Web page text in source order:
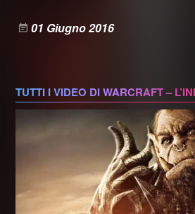
01 Giugno 2016
TUTTI I VIDEO DI WARCRAFT –